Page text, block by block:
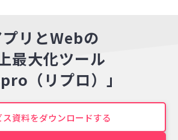
リとWebの
最大化ツール
（リプロ）」
ス資料をダウンロードする